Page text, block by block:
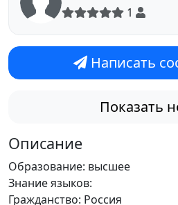
1
Написать
Показать
Описание
Образование: высшее
Знание языков:
Гражданство: Россия